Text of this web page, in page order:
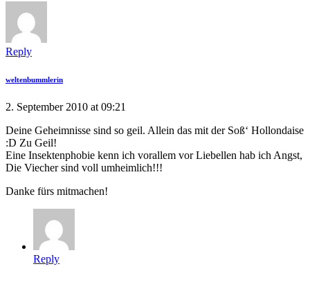
Reply
weltenbummlerin
2. September 2010 at 09:21
Deine Geheimnisse sind so geil. Allein das mit der Soß‘ Hollondaise
:D Zu Geil!
Eine Insektenphobie kenn ich vorallem vor Liebellen hab ich Angst,
Die Viecher sind voll umheimlich!!!
Danke fürs mitmachen!
Reply